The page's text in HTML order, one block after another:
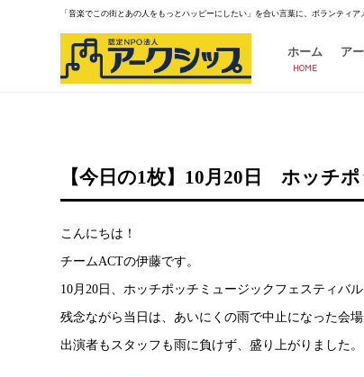
「音楽でこの街とあの人をもっとハッピーにしたい」を合い言葉に、ボランティ
ホーム
HOME
ア
【今日の1枚】10月20日 ホッチ
こんにちは！
チームACTの伊藤です。
10月20日、ホッチポッチミュージックフェスティバ
残念ながら当日は、あいにくの雨で中止になった会場
出演者もスタッフも雨に負けず、盛り上がりました。